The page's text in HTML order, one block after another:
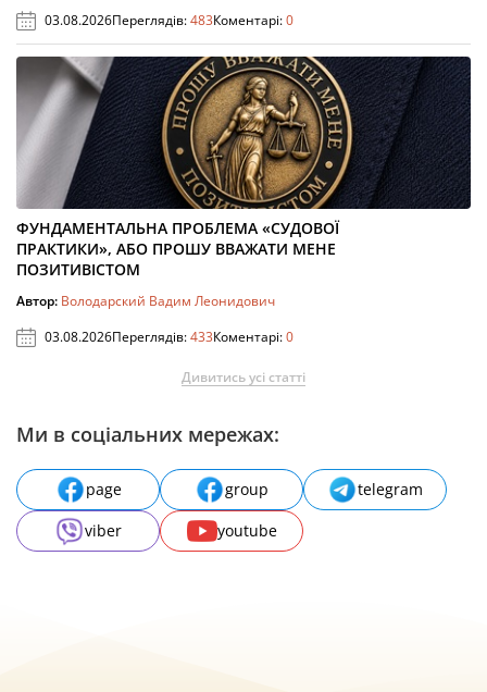
03.08.2026Переглядів:483Коментарі:0
ФУНДАМЕНТАЛЬНА ПРОБЛЕМА «СУДОВОЇ
ПРАКТИКИ», АБО ПРОШУ ВВАЖАТИ МЕНЕ
ПОЗИТИВІСТОМ
Автор: Володарский Вадим Леонидович
03.08.2026Переглядів:433Коментарі:0
Дивитись усі статті
Ми в соціальних мережах:
page group
telegram
viber
youtube